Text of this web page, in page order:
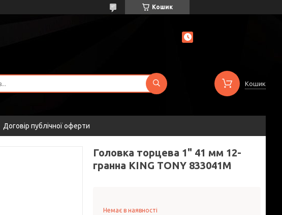
Кошик
Кошик
Договір публічної оферти
Головка торцева 1" 41 мм 12-
гранна KING TONY 833041M
Немає в наявності